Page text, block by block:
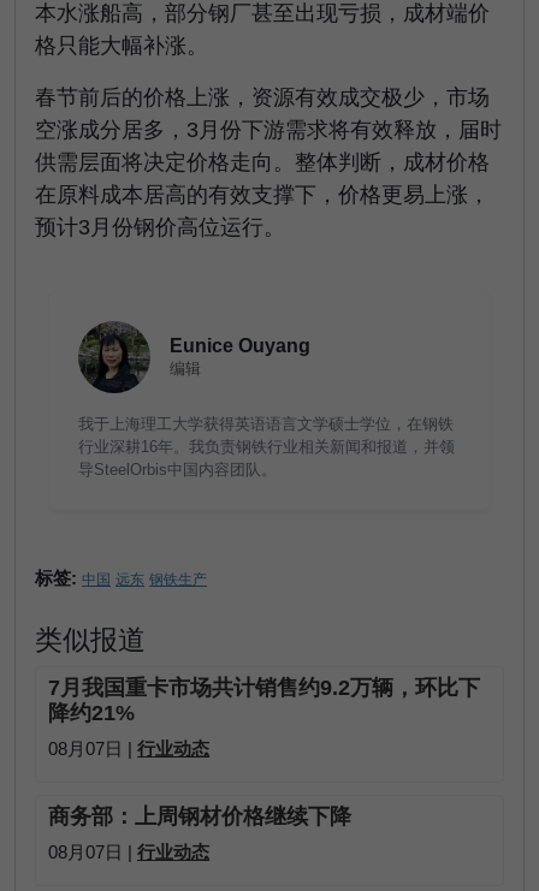
本水涨船高，部分钢厂甚至出现亏损，成材端价
格只能大幅补涨。
春节前后的价格上涨，资源有效成交极少，市场
空涨成分居多，3月份下游需求将有效释放，届时
供需层面将决定价格走向。整体判断，成材价格
在原料成本居高的有效支撑下，价格更易上涨，
预计3月份钢价高位运行。
Eunice Ouyang
编辑
我于上海理工大学获得英语语言文学硕士学位，在钢铁
行业深耕16年。我负责钢铁行业相关新闻和报道，并领
导SteelOrbis中国内容团队。
标签: 中国 远东 钢铁生产
类似报道
7月我国重卡市场共计销售约9.2万辆，环比下
降约21%
08月07日 | 行业动态
商务部：上周钢材价格继续下降
08月07日 | 行业动态